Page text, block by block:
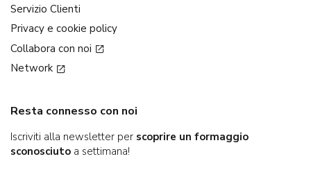
Servizio Clienti
Privacy e cookie policy
Collabora con noi
Network
Resta connesso con noi
Iscriviti alla newsletter per scoprire un formaggio
sconosciuto a settimana!